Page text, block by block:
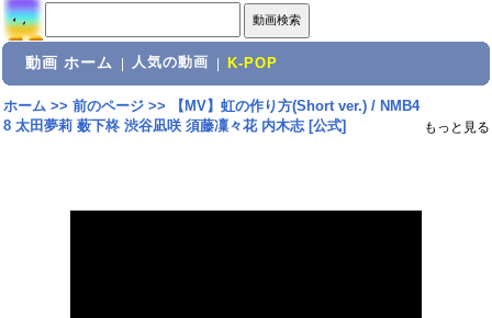
動画 ホーム 人気の動画 K-POP
ホーム>> 前のページ>>
【MV】虹の作り方(Short ver.) / NMB4
8 太田夢莉 薮下柊 渋谷凪咲 須藤凜々花 内木志 [公式]
もっと見る